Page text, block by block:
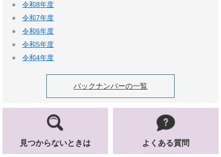
令和8年度
令和7年度
令和6年度
令和5年度
令和4年度
バックナンバーの一覧
見つからないときは よくある質問